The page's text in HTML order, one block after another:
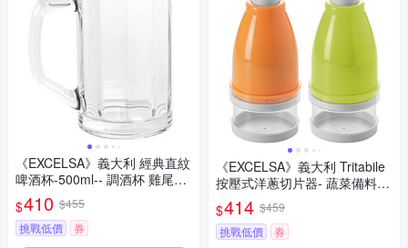
《EXCELSA》義大利 經典直紋
啤酒杯-500ml-- 調酒杯 雞尾酒
$410 $455
挑戰低價
券
《EXCELSA》義大利 Tritabile
按壓式洋蔥切片器- 蔬菜備料
切菜器
$414 $459
挑戰低價
券